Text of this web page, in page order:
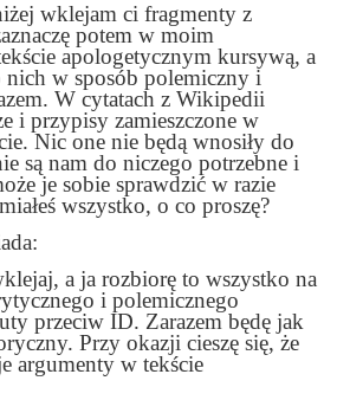
wklejam ci fragmenty z
potem w moim
apologetycznym kursywą, a
nich w sposób polemiczny i
W cytatach z Wikipedii
i przypisy zamieszczone w
Nic one nie będą wnosiły do
są nam do niczego potrzebne i
je sobie sprawdzić w razie
wszystko, o co proszę?
:
a ja rozbiorę to wszystko na
i polemicznego
przeciw ID. Zarazem będę jak
Przy okazji cieszę się, że
argumenty w tekście